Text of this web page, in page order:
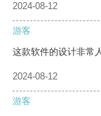
2024-08-12
游客
这款软件的设计非常
2024-08-12
游客